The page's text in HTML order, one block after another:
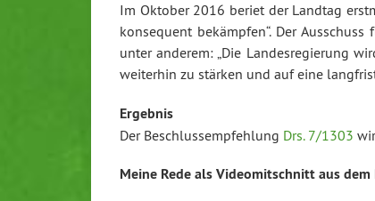
Im Oktober 2016 beriet der Landtag
konsequent bekämpfen“. Der
unter anderem: „Die Landesregierung
weiterhin zu stärken und auf eine
Ergebnis
Der Beschlussempfehlung Drs. 7/1303
Meine Rede als Videomitschnitt aus dem